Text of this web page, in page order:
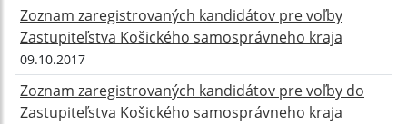
Zoznam zaregistrovaných kandidátov pre voľby
Zastupiteľstva Košického samosprávneho kraja
09.10.2017
Zoznam zaregistrovaných kandidátov pre voľby do
Zastupiteľstva Košického samosprávneho kraja